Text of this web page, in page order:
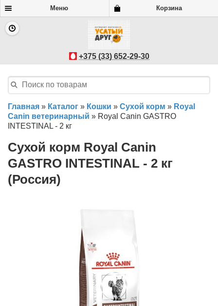
Меню Корзина
+375 (33) 652-29-30
Главная » Каталог » Кошки » Сухой корм » Royal
Canin ветеринарный » Royal Canin GASTRO
INTESTINAL - 2 кг
Сухой корм Royal Canin
GASTRO INTESTINAL - 2 кг
(Россия)